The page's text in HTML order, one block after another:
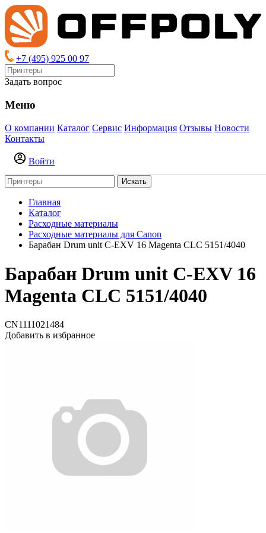
+7 (495) 925 00 97
Задать вопрос
Меню
О компании Каталог Сервис Информация Отзывы Новости
Контакты
Войти
Искать
Главная
Каталог
Расходные материалы
Расходные материалы для Canon
Барабан Drum unit C-EXV 16 Magenta CLC 5151/4040
Барабан Drum unit C-EXV 16
Magenta CLC 5151/4040
CN1111021484
Добавить в избранное